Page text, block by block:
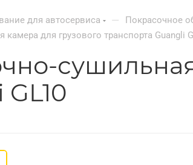
для автосервиса — Покрасочное
камера для грузового транспорта Guangli